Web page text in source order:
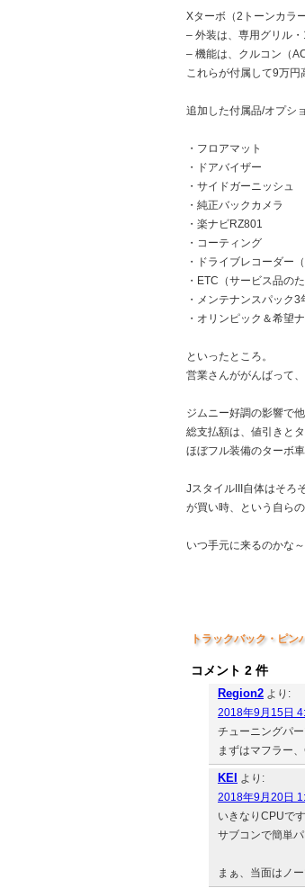
Xターボ（2トーンカラ
– 外装は、専用グリル
– 機能は、クルコン（
これらが付属して9万円
追加した付属品/オプシ
・フロアマット
・ドアバイザー
・サイドガーニッシュ
・純正バックカメラ
・楽ナビRZ801
・コーティング
・ドライブレコーダー
・ETC（サービス品の
・メンテナンスパック3
・オリンピック＆希望
といったところ。
営業さんががんばって
ジムニー好調の影響で
総支払額は、値引きと
ほぼフル装備のターボ
JスタイルIII自体はそろ
が買い時、という自ら
いつ手元に来るのかな
トラックバック・ピ
コメント 2 件
Region2 より:
2018年9月15日
チューニングパ
まずはマフラー
KEI より:
2018年9月20日
いきなりCPUです
サブコンで簡単
まぁ、当面はノ